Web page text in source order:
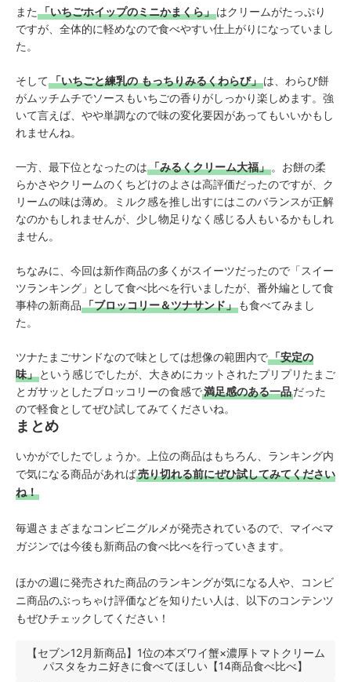
また 「いちごホイップのミニかまくら」はクリームがたっぷり
ですが、全体的に軽めなので食べやすい仕上がりになっていまし
た。
そして「いちごと練乳の もっちりみるくわらび」は、わらび餅
がムッチムチでソースもいちごの香りがしっかり楽しめます。強
いて言えば、やや単調なので味の変化要因があってもいいかもし
れませんね。
一方、最下位となったのは「みるくクリーム大福」 。お餅の柔
らかさやクリームのくちどけのよさは高評価だったのですが、ク
リームの味は薄め。ミルク感を推し出すにはこのバランスが正解
なのかもしれませんが、少し物足りなく感じる人もいるかもしれ
ません。
ちなみに、今回は新作商品の多くがスイーツだったので「スイー
ツランキング」として食べ比べを行いましたが、番外編として食
事枠の新商品「ブロッコリー＆ツナサンド」 も食べてみまし
た。
ツナたまごサンドなので味としては想像の範囲内で「安定の
味」 という感じでしたが、大きめにカットされたプリプリたまご
とガサッとしたブロッコリーの食感で満足感のある一品だった
ので軽食としてぜひ試してみてくださいね。
まとめ
いかがでしたでしょうか。上位の商品はもちろん、ランキング内
で気になる商品があれば売り切れる前にぜひ試してみてください
ね！
毎週さまざまなコンビニグルメが発売されているので、マイべマ
ガジンでは今後も新商品の食べ比べを行っていきます。
ほかの週に発売された商品のランキングが気になる人や、コンビ
ニ商品のぶっちゃけ評価などを知りたい人は、以下のコンテンツ
もぜひチェックしてください！
【セブン12月新商品】1位の本ズワイ蟹×濃厚トマトクリーム
パスタをカニ好きに食べてほしい【14商品食べ比べ】